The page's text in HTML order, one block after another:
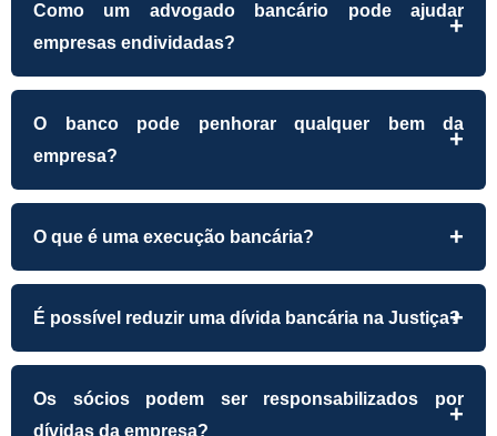
Como um advogado bancário pode ajudar
empresas endividadas?
O banco pode penhorar qualquer bem da
empresa?
O que é uma execução bancária?
É possível reduzir uma dívida bancária na Justiça?
Os sócios podem ser responsabilizados por
dívidas da empresa?